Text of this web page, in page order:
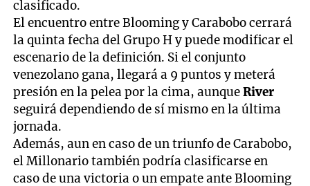
clasificado.
El encuentro entre Blooming y Carabobo cerrará
la quinta fecha del Grupo H y puede modificar el
escenario de la definición. Si el conjunto
venezolano gana, llegará a 9 puntos y meterá
presión en la pelea por la cima, aunqueRiver
seguirá dependiendo de sí mismo en la última
jornada.
Además, aun en caso de un triunfo de Carabobo,
el Millonario también podría clasificarse en
caso de una victoria o un empate ante Blooming